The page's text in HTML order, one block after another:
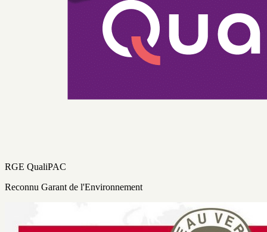
RGE QualiPAC
Reconnu Garant de l'Environnement